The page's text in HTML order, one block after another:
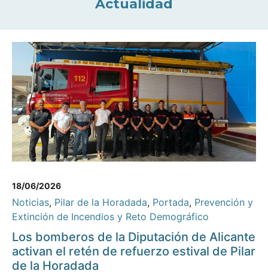
Actualidad
18/06/2026
Noticias, Pilar de la Horadada, Portada, Prevención y
Extinción de Incendios y Reto Demográfico
Los bomberos de la Diputación de Alicante
activan el retén de refuerzo estival de Pilar
de la Horadada